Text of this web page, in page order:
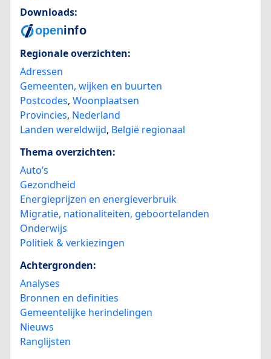
Downloads:
Regionale overzichten:
Adressen
Gemeenten, wijken en buurten
Postcodes, Woonplaatsen
Provincies, Nederland
Landen wereldwijd, België regionaal
Thema overzichten:
Auto’s
Gezondheid
Energieprijzen en energieverbruik
Migratie, nationaliteiten, geboortelanden
Onderwijs
Politiek & verkiezingen
Achtergronden:
Analyses
Bronnen en definities
Gemeentelijke herindelingen
Nieuws
Ranglijsten